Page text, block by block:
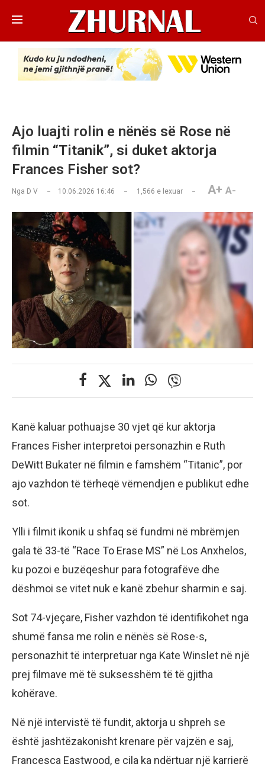
Ajo luajti rolin e nënës së Rose në
filmin “Titanik”, si duket aktorja
Frances Fisher sot?
Nga D V 10.06.2026 16:46 1,566 e lexuar A+ A-
Kanë kaluar pothuajse 30 vjet që kur aktorja
Frances Fisher interpretoi personazhin e Ruth
DeWitt Bukater në filmin e famshëm “Titanic”, por
ajo vazhdon të tërheqë vëmendjen e publikut edhe
sot.
Ylli i filmit ikonik u shfaq së fundmi në mbrëmjen
gala të 33-të “Race To Erase MS” në Los Anxhelos,
ku pozoi e buzëqeshur para fotografëve dhe
dëshmoi se vitet nuk e kanë zbehur sharmin e saj.
Sot 74-vjeçare, Fisher vazhdon të identifikohet nga
shumë fansa me rolin e nënës së Rose-s,
personazhit të interpretuar nga Kate Winslet në një
prej filmave më të suksesshëm të të gjitha
kohërave.
Në një intervistë të fundit, aktorja u shpreh se
është jashtëzakonisht krenare për vajzën e saj,
Francesca Eastwood, e cila ka ndërtuar një karrierë